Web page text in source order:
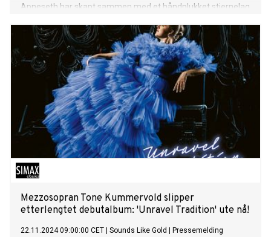
Apneseth har skapt sammen med et håndplukket stjernelag
Mezzosopran Tone Kummervold slipper
etterlengtet debutalbum: 'Unravel Tradition' ute nå!
22.11.2024 09:00:00 CET Sounds Like Gold Pressemelding